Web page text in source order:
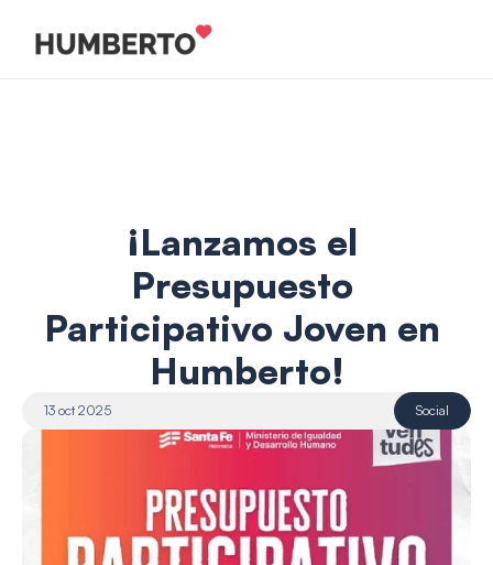
¡Lanzamos el
Presupuesto
Participativo Joven en
Humberto!
13 oct 2025 Social